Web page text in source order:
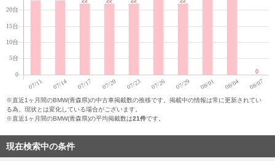
※直近1ヶ月間のBMW(青森県)の中古車掲載数の推移です。掲載中の情報は常に更新されてい
る為、現状とは変化している場合がございます。
※直近1ヶ月間のBMW(青森県)の平均掲載数は21件です。
現在検索中の条件